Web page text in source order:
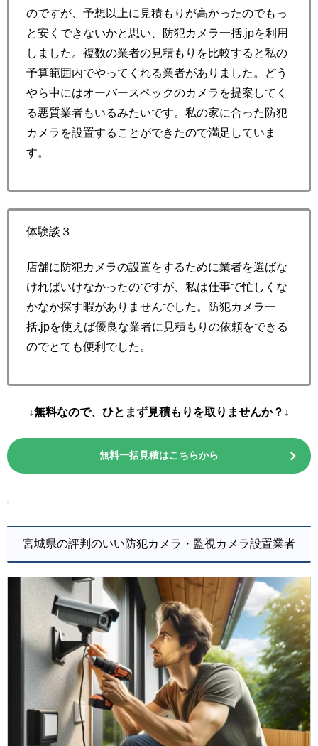
のですが、予想以上に見積もりが高かったのでもっ
と安くできないかと思い、防犯カメラ一括.jpを利用
しました。複数の業者の見積もりを比較すると私の
予算範囲内でやってくれる業者がありました。どう
やら中にはオーバースペックのカメラを提案してく
る悪質業者もいるみたいです。私の家に合った防犯
カメラを設置することができたので満足していま
す。
体験談３
店舗に防犯カメラの設置をするために業者を選ばな
ければいけなかったのですが、私は仕事で忙しくな
かなか探す暇がありませんでした。防犯カメラ一
括.jpを使えば優良な業者に見積もりの依頼をできる
のでとても便利でした。
↓無料なので、ひとまず見積もりを取りませんか？↓
無料一括見積はこちらから
宮城県の評判のいい防犯カメラ・監視カメラ設置業者